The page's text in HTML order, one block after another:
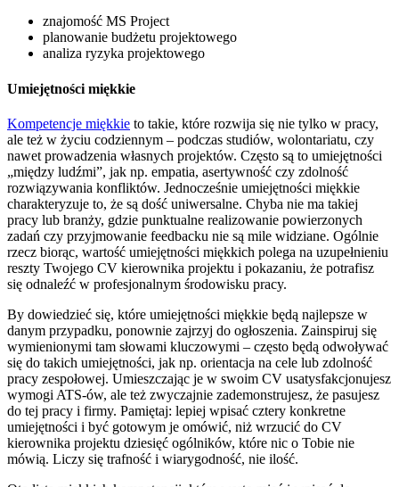
znajomość MS Project
planowanie budżetu projektowego
analiza ryzyka projektowego
Umiejętności miękkie
Kompetencje miękkie to takie, które rozwija się nie tylko w pracy,
ale też w życiu codziennym – podczas studiów, wolontariatu, czy
nawet prowadzenia własnych projektów. Często są to umiejętności
„między ludźmi”, jak np. empatia, asertywność czy zdolność
rozwiązywania konfliktów. Jednocześnie umiejętności miękkie
charakteryzuje to, że są dość uniwersalne. Chyba nie ma takiej
pracy lub branży, gdzie punktualne realizowanie powierzonych
zadań czy przyjmowanie feedbacku nie są mile widziane. Ogólnie
rzecz biorąc, wartość umiejętności miękkich polega na uzupełnieniu
reszty Twojego CV kierownika projektu i pokazaniu, że potrafisz
się odnaleźć w profesjonalnym środowisku pracy.
By dowiedzieć się, które umiejętności miękkie będą najlepsze w
danym przypadku, ponownie zajrzyj do ogłoszenia. Zainspiruj się
wymienionymi tam słowami kluczowymi – często będą odwoływać
się do takich umiejętności, jak np. orientacja na cele lub zdolność
pracy zespołowej. Umieszczając je w swoim CV usatysfakcjonujesz
wymogi ATS-ów, ale też zwyczajnie zademonstrujesz, że pasujesz
do tej pracy i firmy. Pamiętaj: lepiej wpisać cztery konkretne
umiejętności i być gotowym je omówić, niż wrzucić do CV
kierownika projektu dziesięć ogólników, które nic o Tobie nie
mówią. Liczy się trafność i wiarygodność, nie ilość.